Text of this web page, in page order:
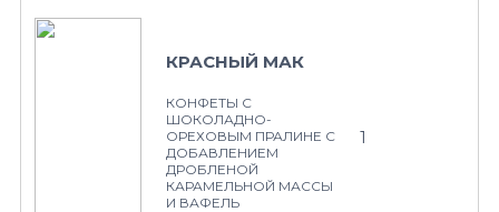
КРАСНЫЙ МАК
КОНФЕТЫ С
ШОКОЛАДНО-
ОРЕХОВЫМ ПРАЛИНЕ С
ДОБАВЛЕНИЕМ
ДРОБЛЕНОЙ
КАРАМЕЛЬНОЙ МАССЫ
И ВАФЕЛЬ
1